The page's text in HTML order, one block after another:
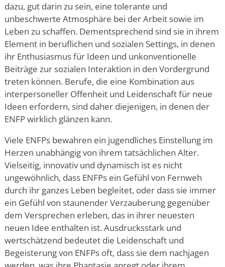
dazu, gut darin zu sein, eine tolerante und
unbeschwerte Atmosphäre bei der Arbeit sowie im
Leben zu schaffen. Dementsprechend sind sie in ihrem
Element in beruflichen und sozialen Settings, in denen
ihr Enthusiasmus für Ideen und unkonventionelle
Beiträge zur sozialen Interaktion in den Vordergrund
treten können. Berufe, die eine Kombination aus
interpersoneller Offenheit und Leidenschaft für neue
Ideen erfordern, sind daher diejenigen, in denen der
ENFP wirklich glänzen kann.
Viele ENFPs bewahren ein jugendliches Einstellung im
Herzen unabhängig von ihrem tatsächlichen Alter.
Vielseitig, innovativ und dynamisch ist es nicht
ungewöhnlich, dass ENFPs ein Gefühl von Fernweh
durch ihr ganzes Leben begleitet, oder dass sie immer
ein Gefühl von staunender Verzauberung gegenüber
dem Versprechen erleben, das in ihrer neuesten
neuen Idee enthalten ist. Ausdrucksstark und
wertschätzend bedeutet die Leidenschaft und
Begeisterung von ENFPs oft, dass sie dem nachjagen